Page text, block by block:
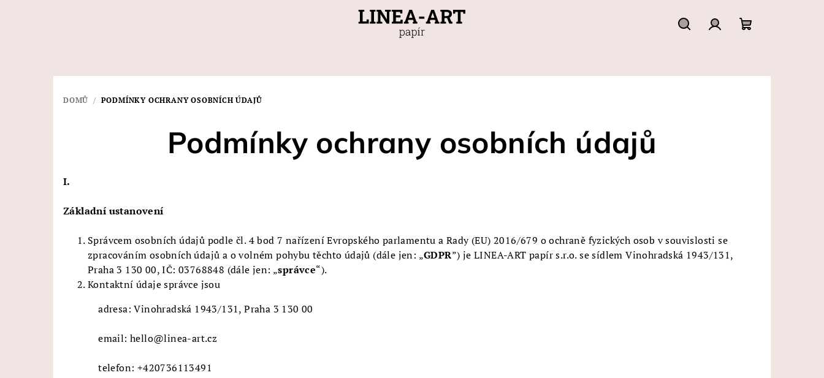
košík
DOMŮ / PODMÍNKY OCHRANY OSOBNÍCH ÚDAJŮ
Podmínky ochrany osobních údajů
I.
Základní ustanovení
Správcem osobních údajů podle čl. 4 bod 7 nařízení Evropského parlamentu a Rady (EU) 2016/679 o ochraně fyzických osob v souvislosti se
zpracováním osobních údajů a o volném pohybu těchto údajů (dále jen: „GDPR”) je LINEA-ART papír s.r.o. se sídlem Vinohradská 1943/131,
Praha 3 130 00, IČ: 03768848 (dále jen: „správce“).
Kontaktní údaje správce jsou
adresa: Vinohradská 1943/131, Praha 3 130 00
email: hello@linea-art.cz
telefon: +420736113491